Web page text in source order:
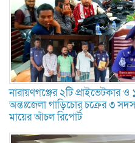
নারায়ণগঞ্জের ২টি প্রাইভেটকার
অন্তঃজেলা গাড়িচোর চক্রের ৩
মায়ের আঁচল রিপোর্ট